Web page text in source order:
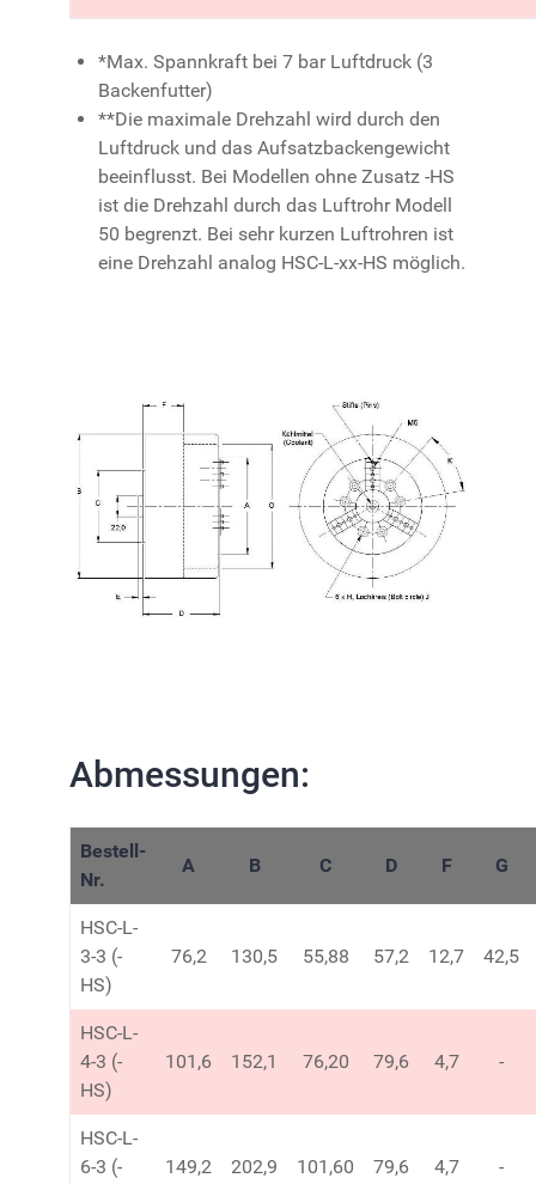
*Max. Spannkraft bei 7 bar Luftdruck (3
Backenfutter)
**Die maximale Drehzahl wird durch den
Luftdruck und das Aufsatzbackengewicht
beeinflusst. Bei Modellen ohne Zusatz -HS
ist die Drehzahl durch das Luftrohr Modell
50 begrenzt. Bei sehr kurzen Luftrohren ist
eine Drehzahl analog HSC-L-xx-HS möglich.
Abmessungen:
Bestell-
Nr.
A B C D F G
HSC-L-
3-3 (-
HS)
76,2 130,5 55,88 57,2 12,7 42,5
HSC-L-
4-3 (-
HS)
101,6 152,1 76,20 79,6 4,7 -
HSC-L-
6-3 (-
149,2 202,9 101,60 79,6 4,7 -